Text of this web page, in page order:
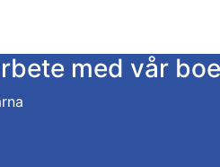
med vår